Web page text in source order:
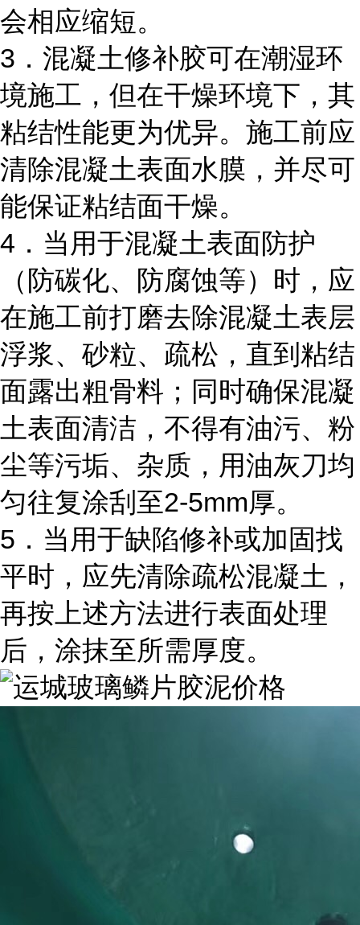
会相应缩短。
3．混凝土修补胶可在潮湿环
境施工，但在干燥环境下，其
粘结性能更为优异。施工前应
清除混凝土表面水膜，并尽可
能保证粘结面干燥。
4．当用于混凝土表面防护
（防碳化、防腐蚀等）时，应
在施工前打磨去除混凝土表层
浮浆、砂粒、疏松，直到粘结
面露出粗骨料；同时确保混凝
土表面清洁，不得有油污、粉
尘等污垢、杂质，用油灰刀均
匀往复涂刮至2-5mm厚。
5．当用于缺陷修补或加固找
平时，应先清除疏松混凝土，
再按上述方法进行表面处理
后，涂抹至所需厚度。